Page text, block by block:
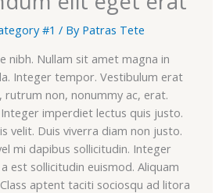
#1 / By Patras Tete
nibh. Nullam sit amet magna in
Integer tempor. Vestibulum erat
rutrum non, nonummy ac, erat.
imperdiet lectus quis justo.
velit. Duis viverra diam non justo.
mi dapibus sollicitudin. Integer
est sollicitudin euismod. Aliquam
aptent taciti sociosqu ad litora